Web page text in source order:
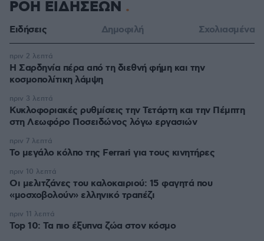
ΡΟΗ ΕΙΔΗΣΕΩΝ
Ειδήσεις Δημοφιλή Σχολιασμένα
Η Σαρδηνία πέρα από τη διεθνή φήμη και την
κοσμοπολίτικη λάμψη
πριν 2 λεπτά
Κυκλοφοριακές ρυθμίσεις την Τετάρτη και την Πέμπτη
στη Λεωφόρο Ποσειδώνος λόγω εργασιών
πριν 3 λεπτά
Το μεγάλο κόλπο της Ferrari για τους κινητήρες
πριν 7 λεπτά
Οι μελιτζάνες του καλοκαιριού: 15 φαγητά που
«μοσχοβολούν» ελληνικό τραπέζι
πριν 10 λεπτά
Top 10: Τα πιο έξυπνα ζώα στον κόσμο
πριν 11 λεπτά